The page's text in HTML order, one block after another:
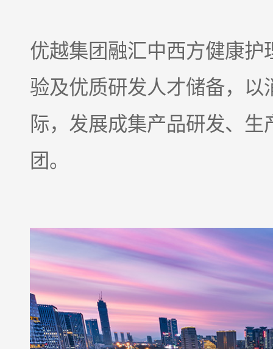
优越集团融汇中西方健康护
验及优质研发人才储备，
际， 发展成集产品研发、生
团。